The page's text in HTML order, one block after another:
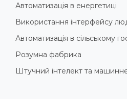
Автоматизація в енергетиці
Використання інтерфейсу
Автоматизація в сільському
Розумна фабрика
Штучний інтелект та